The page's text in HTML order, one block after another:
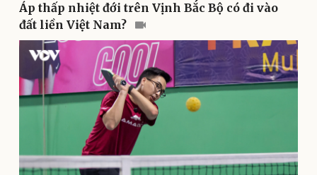
Áp thấp nhiệt đới trên Vịnh Bắc Bộ có đi vào
đất liền Việt Nam?